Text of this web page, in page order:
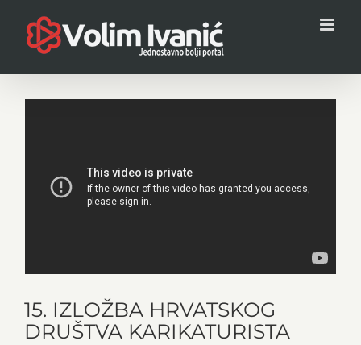
content
15. IZLOŽBA HRVATSKOG
DRUŠTVA KARIKATURISTA